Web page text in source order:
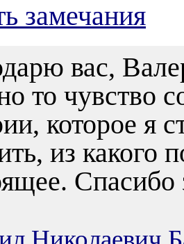
замечания
вас,
то чувство
которое я
из какого
Спасибо